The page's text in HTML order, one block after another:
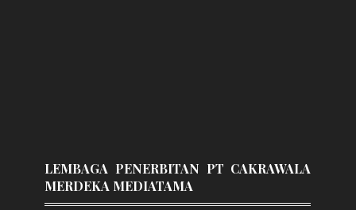
LEMBAGA PENERBITAN PT CAKRAWALA
MERDEKA MEDIATAMA